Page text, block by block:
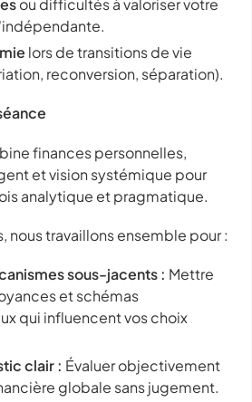
ou difficultés à valoriser votre
lors de transitions de vie
reconversion, séparation).
finances personnelles,
et vision systémique pour
analytique et pragmatique.
nous travaillons ensemble pour :
sous-jacents : Mettre
et schémas
qui influencent vos choix
clair : Évaluer objectivement
globale sans jugement.